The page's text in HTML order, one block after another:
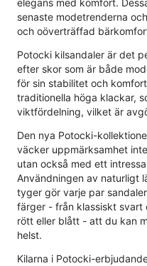
elegans med komfort.
senaste modetrenderna
och oöverträffad
Potocki kilsandaler är det
efter skor som är både
för sin stabilitet och
traditionella höga klackar,
viktfördelning, vilket är
Den nya Potocki-
väcker uppmärksamhet
utan också med ett
Användningen av naturligt
tyger gör varje par
färger - från klassiskt svart
rött eller blått - att du kan
helst.
Kilarna i Potocki-